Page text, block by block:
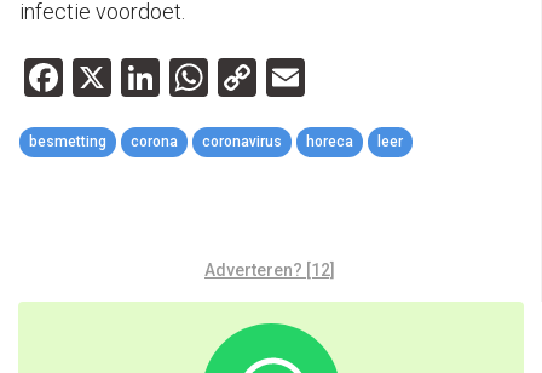
infectie voordoet.
Facebook
X LinkedIn
WhatsApp
Copy
Link
besmetting corona coronavirus horeca leer
Adverteren? [12]